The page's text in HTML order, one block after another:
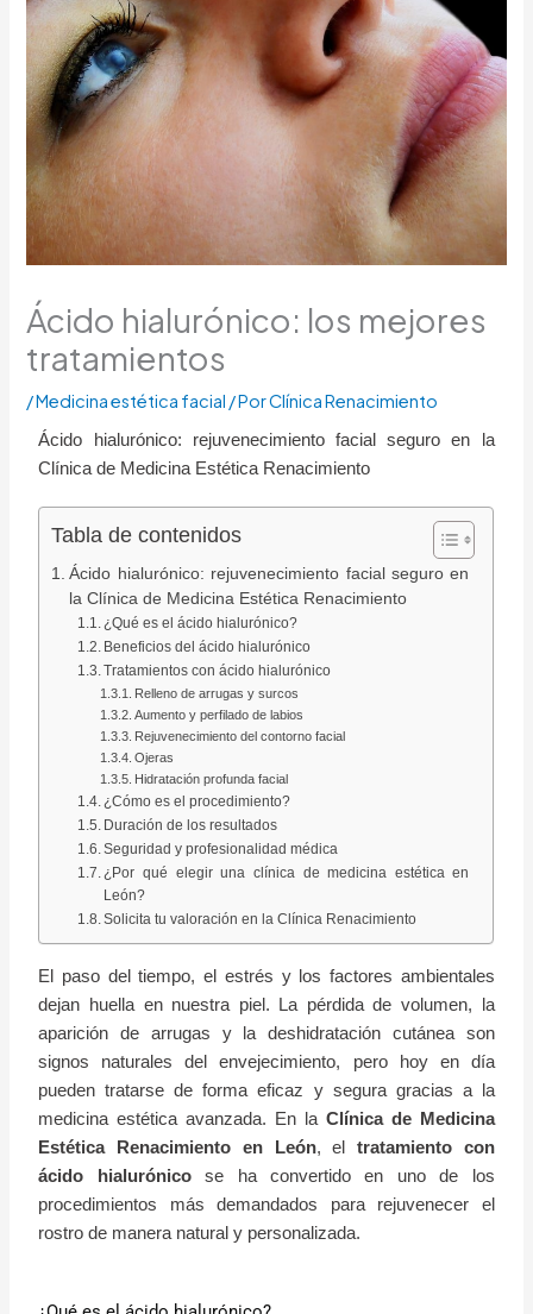
Ácido hialurónico: los mejores
tratamientos
/Medicina estética facial / PorClínica Renacimiento
Ácido hialurónico: rejuvenecimiento facial seguro en la
Clínica de Medicina Estética Renacimiento
Tabla de contenidos
Ácido hialurónico: rejuvenecimiento facial seguro en
la Clínica de Medicina Estética Renacimiento
¿Qué es el ácido hialurónico?
Beneficios del ácido hialurónico
Tratamientos con ácido hialurónico
Relleno de arrugas y surcos
Aumento y perfilado de labios
Rejuvenecimiento del contorno facial
Ojeras
Hidratación profunda facial
¿Cómo es el procedimiento?
Duración de los resultados
Seguridad y profesionalidad médica
¿Por qué elegir una clínica de medicina estética en
León?
Solicita tu valoración en la Clínica Renacimiento
El paso del tiempo, el estrés y los factores ambientales
dejan huella en nuestra piel. La pérdida de volumen, la
aparición de arrugas y la deshidratación cutánea son
signos naturales del envejecimiento, pero hoy en día
pueden tratarse de forma eficaz y segura gracias a la
medicina estética avanzada. En la Clínica de Medicina
Estética Renacimiento en León, el tratamiento con
ácido hialurónicose ha convertido en uno de los
procedimientos más demandados para rejuvenecer el
rostro de manera natural y personalizada.